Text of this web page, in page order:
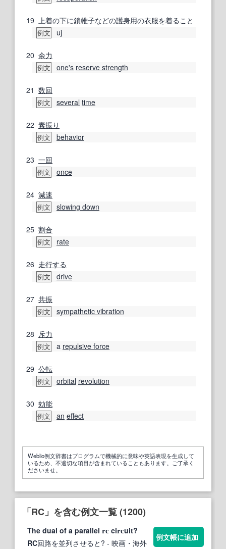
19 上着の下に鎖帷子などの護身用の衣服を着る こと
例文 uj
20 余力
例文 one's reserve strength
21 数回
例文 several time
22 素振り
例文 behavior
23 一回
例文 once
24 減速
例文 slowing down
25 割合
例文 rate
26 走行する
例文 drive
27 共振
例文 sympathetic vibration
28 斥力
例文 a repulsive force
29 公転
例文 orbital revolution
30 効能
例文 an effect
Weblio例文辞書はプログラムで機械的に意味や英語表現を生成して
いるため、不適切な項目が含まれていることもあります。ご了承く
ださいませ。
「RC」を含む例文一覧 (1200)
The dual of a parallel rc circuit?
RC回路を並列させると? - 映画・海外
例文帳に追加